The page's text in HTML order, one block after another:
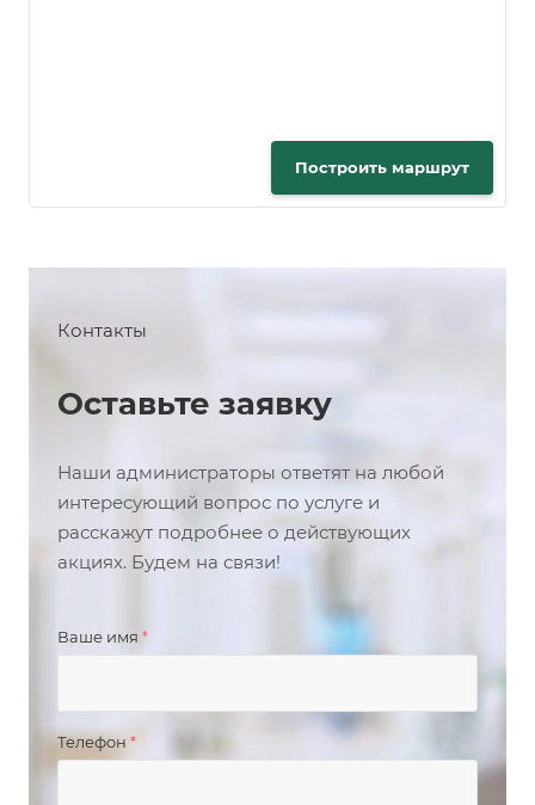
Построить маршрут
Контакты
Оставьте заявку
Наши администраторы ответят на любой
интересующий вопрос по услуге и
расскажут подробнее о действующих
акциях. Будем на связи!
Ваше имя *
Телефон *